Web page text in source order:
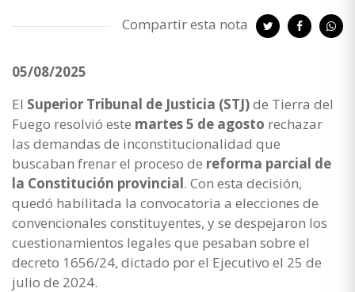
Compartir esta nota
05/08/2025
El Superior Tribunal de Justicia (STJ)de Tierra del
Fuego resolvió este martes 5 de agosto rechazar
las demandas de inconstitucionalidad que
buscaban frenar el proceso de reforma parcial de
la Constitución provincial. Con esta decisión,
quedó habilitada la convocatoria a elecciones de
convencionales constituyentes, y se despejaron los
cuestionamientos legales que pesaban sobre el
decreto 1656/24, dictado por el Ejecutivo el 25 de
julio de 2024.